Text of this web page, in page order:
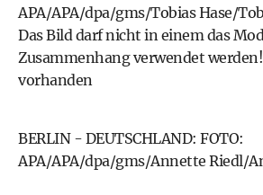
APA/APA/dpa/gms/Tobias Hase/
Das Bild darf nicht in einem das
Zusammenhang verwendet
vorhanden
BERLIN - DEUTSCHLAND: FOTO:
APA/APA/dpa/gms/Annette Riedl/